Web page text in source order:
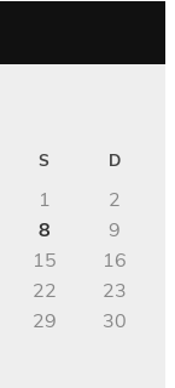
S D
1
2
8
9
15
16
22
23
29
30